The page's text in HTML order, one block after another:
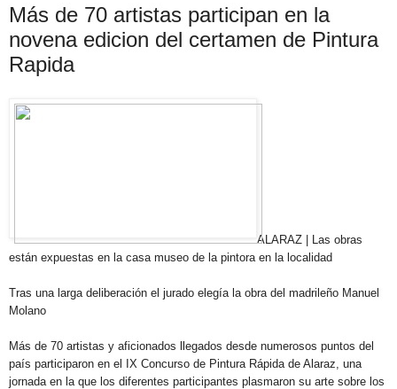
Más de 70 artistas participan en la
novena edicion del certamen de Pintura
Rapida
ALARAZ | Las obras
están expuestas en la casa museo de la pintora en la localidad
Tras una larga deliberación el jurado elegía la obra del madrileño Manuel
Molano
Más de 70 artistas y aficionados llegados desde numerosos puntos del
país participaron en el IX Concurso de Pintura Rápida de Alaraz, una
jornada en la que los diferentes participantes plasmaron su arte sobre los